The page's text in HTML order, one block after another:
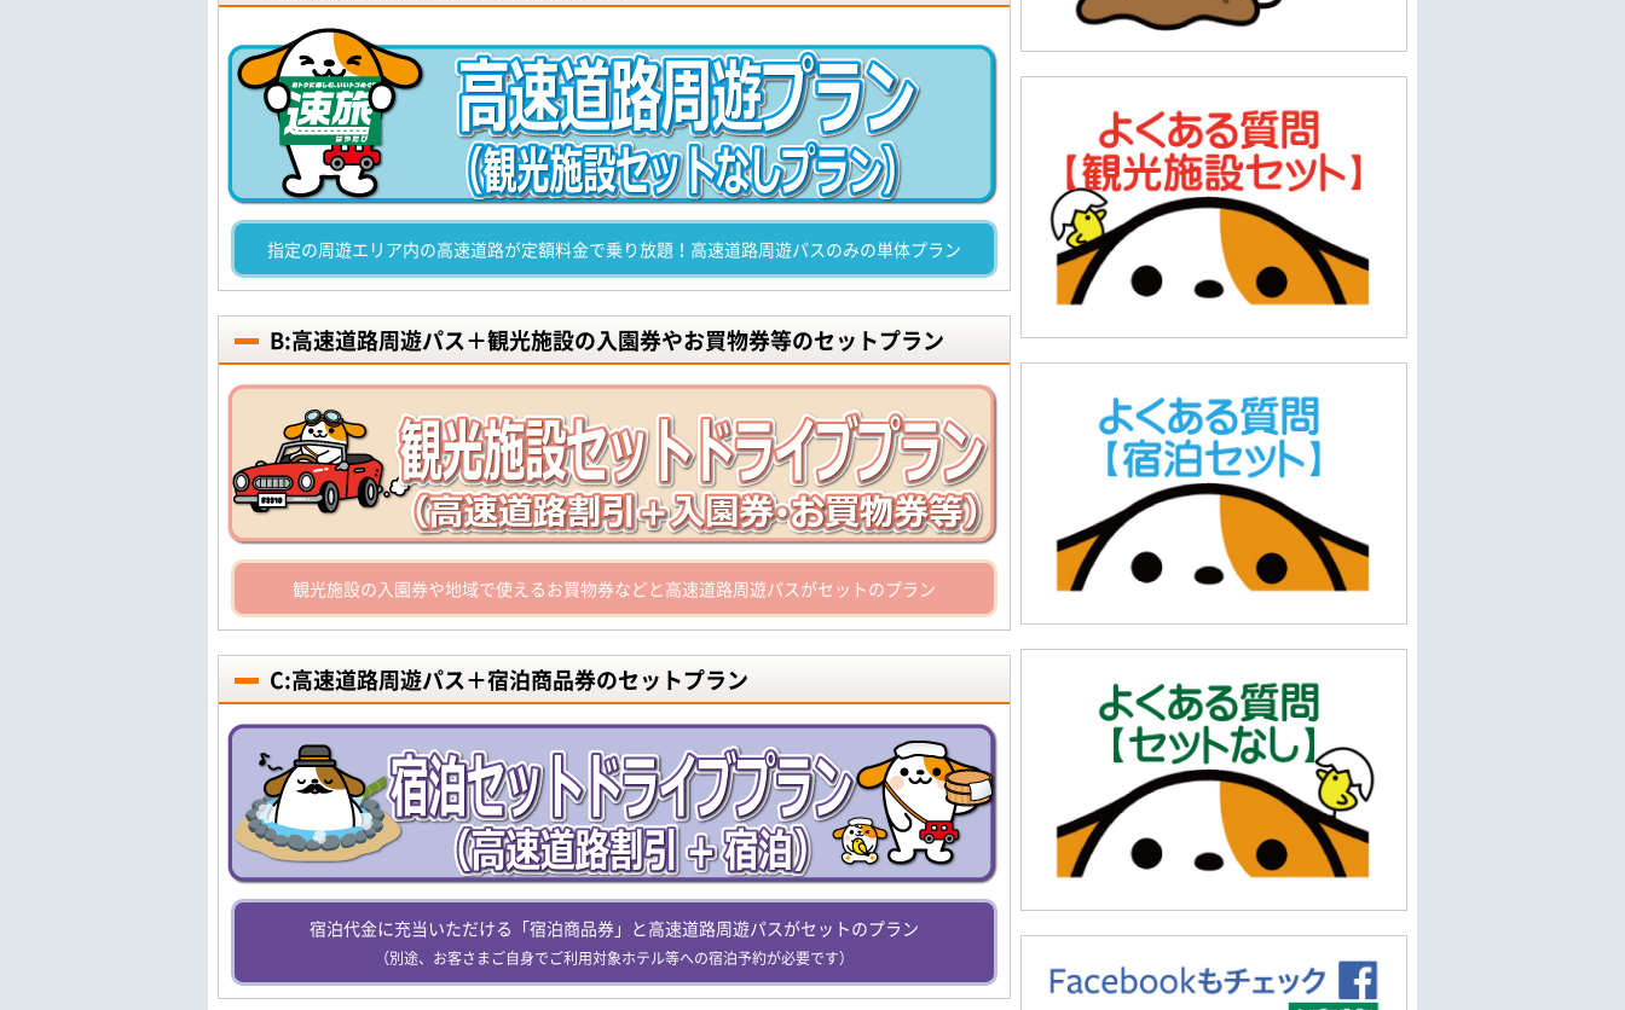
指定の周遊エリア内の高速道路が定額料金で乗り放題！高速道路周遊パスのみの単体プラン
B:高速道路周遊パス＋観光施設の入園券やお買物券等のセットプラン
観光施設の入園券や地域で使えるお買物券などと高速道路周遊パスがセットのプラン
C:高速道路周遊パス＋宿泊商品券のセットプラン
宿泊代金に充当いただける「宿泊商品券」と高速道路周遊パスがセットのプラン
（別途、お客さまご自身でご利用対象ホテル等への宿泊予約が必要です）